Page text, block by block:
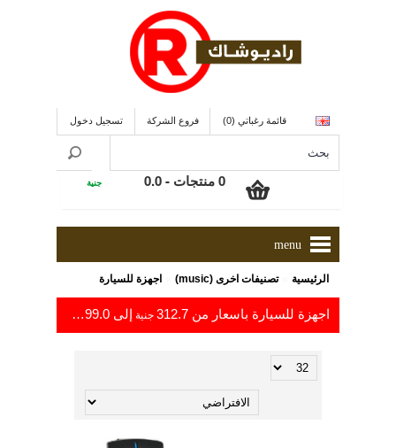
قائمة رغباتي (0) فروع الشركة تسجيل دخول
0 منتجات - 0.0 جنية
menu
الرئيسية »تصنيفات اخرى (music) اجهزة للسيارة
اجهزة للسيارة باسعار من 312.7 جنية إلى 2,999.0